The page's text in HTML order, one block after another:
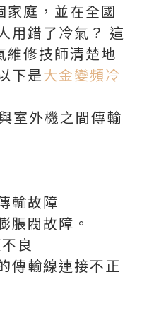
家庭，並在全國
用錯了冷氣？ 這
維修技師清楚地
下是大金變頻冷
室外機之間傳輸
輸故障
脹閥故障。
良
傳輸線連接不正